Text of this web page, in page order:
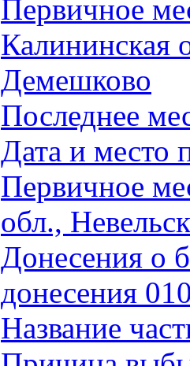
Первичное
Калининская
Демешково
Последнее
Дата и место
Первичное
обл.,
Донесения о
донесения
Название